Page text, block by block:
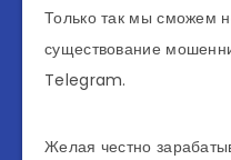
Только так мы сможем
существование
Telegram.
Желая честно